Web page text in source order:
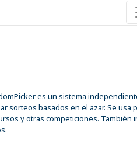
es un sistema
sorteos basados en el azar. Se usa
y otras competiciones. También